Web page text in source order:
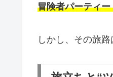
冒険者パーティ
しかし、その旅